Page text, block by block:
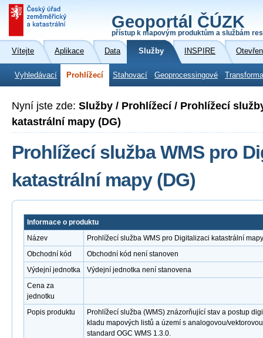
Geoportál ČÚZK
přístup k mapovým produktům a službám
Vítejte Aplikace Data Služby INSPIRE
Vyhledávací Prohlížecí Stahovací Geoprocessingové
Nyní jste zde: Služby / Prohlížecí / Prohlížecí
katastrální mapy (DG)
Prohlížecí služba WMS pro
katastrální mapy (DG)
Informace o produktu
Název
Prohlížecí služba WMS pro Digitalizaci katastrální
Obchodní kód
Obchodní kód není stanoven
Výdejní jednotka
Výdejní jednotka není stanovena
Cena za
jednotku
Popis produktu
Prohlížecí služba (WMS) znázorňující stav a postup
kladu mapových listů a území s analogovou/
standard OGC WMS 1.3.0.